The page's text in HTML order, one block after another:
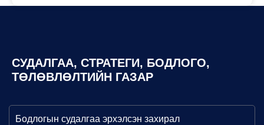
СУДАЛГАА, СТРАТЕГИ, БОДЛОГО,
ТӨЛӨВЛӨЛТИЙН ГАЗАР
Бодлогын судалгаа эрхэлсэн захирал